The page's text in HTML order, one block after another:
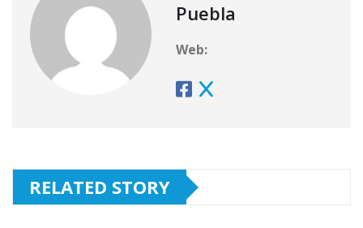
Puebla
Web:
RELATED STORY